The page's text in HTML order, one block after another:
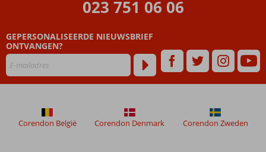
023 751 06 06
GEPERSONALISEERDE NIEUWSBRIEF
ONTVANGEN?
Corendon België Corendon Denmark Corendon Zweden